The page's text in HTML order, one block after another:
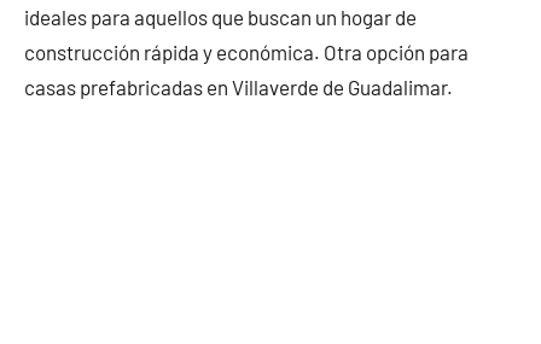
ideales para aquellos que buscan un hogar de
construcción rápida y económica. Otra opción para
casas prefabricadas en Villaverde de Guadalimar.